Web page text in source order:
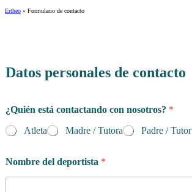
Ertheo » Formulario de contacto
Datos personales de contacto
¿Quién está contactando con nosotros? *
Atleta
Madre / Tutora Padre / Tutor
Nombre del deportista *